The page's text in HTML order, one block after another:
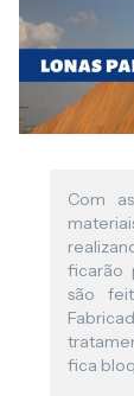
Com
ficarão
são
fica